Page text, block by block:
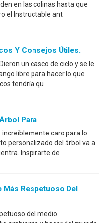
en las colinas hasta que
el Instructable ant
Y Consejos Útiles.
un casco de ciclo y se le
libre para hacer lo que
tendría qu
Para
caro para lo
personalizado del árbol va a
Inspirarte de
Más Respetuoso Del
del medio